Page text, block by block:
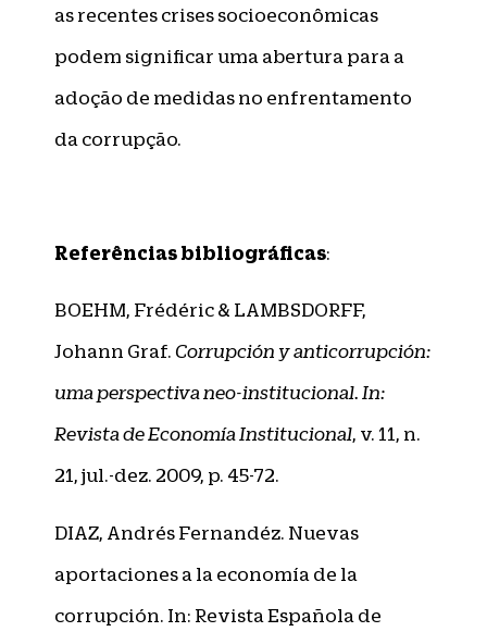
as recentes crises socioeconômicas
podem significar uma abertura para a
adoção de medidas no enfrentamento
da corrupção.
Referências bibliográficas:
BOEHM, Frédéric & LAMBSDORFF,
Johann Graf. Corrupción y anticorrupción:
uma perspectiva neo-institucional. In:
Revista de Economía Institucional, v. 11, n.
21, jul.-dez. 2009, p. 45-72.
DIAZ, Andrés Fernandéz. Nuevas
aportaciones a la economía de la
corrupción. In: Revista Española de